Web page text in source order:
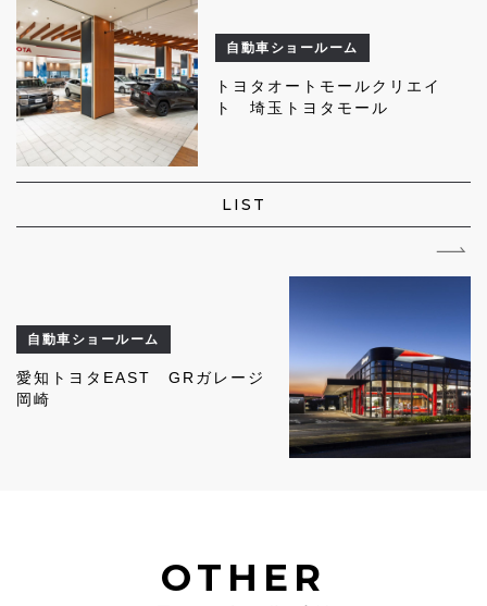
自動車ショールーム
トヨタオートモールクリエイ
ト 埼玉トヨタモール
LIST
自動車ショールーム
愛知トヨタEAST GRガレージ
岡崎
OTHER